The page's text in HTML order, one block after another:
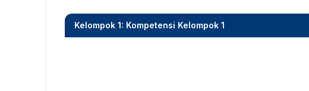
Kelompok 1: Kompetensi Kelompok 1